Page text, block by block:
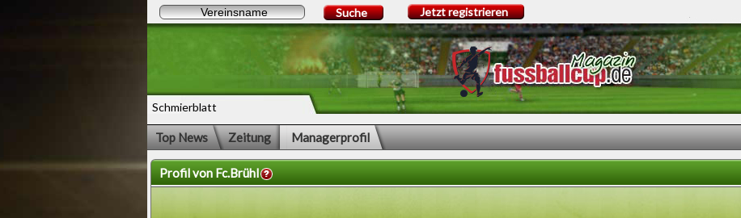
Schmierblatt
Suche Jetzt registrieren
Top News Zeitung Managerprofil
Profil von Fc.Brühl